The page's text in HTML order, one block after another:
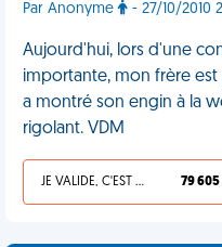
Par Anonyme - 27/10/2010
Aujourd'hui, lors d'une
importante, mon frère
a montré son engin à la
rigolant. VDM
JE VALIDE, C'EST UNE VDM 79 605